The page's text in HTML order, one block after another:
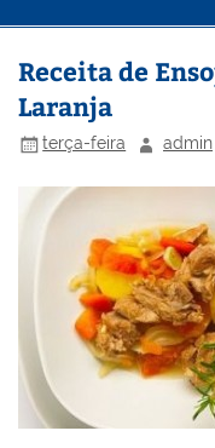
Receita de
Laranja
terça-feira admin